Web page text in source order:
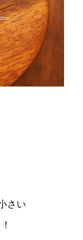
さい